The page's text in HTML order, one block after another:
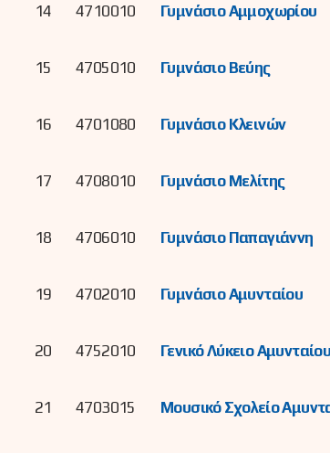
14 4710010 Γυμνάσιο Αμμοχωρίου
15 4705010 Γυμνάσιο Βεύης
16 4701080 Γυμνάσιο Κλεινών
17 4708010 Γυμνάσιο Μελίτης
18 4706010 Γυμνάσιο Παπαγιάννη
19 4702010 Γυμνάσιο Αμυνταίου
20 4752010 Γενικό Λύκειο Αμυνταίου
21 4703015 Μουσικό Σχολείο